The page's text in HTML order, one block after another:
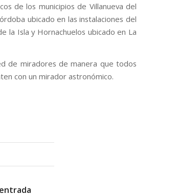
de los municipios de Villanueva del
ubicado en las instalaciones del
la Isla y Hornachuelos ubicado en La
de miradores de manera que todos
con un mirador astronómico.